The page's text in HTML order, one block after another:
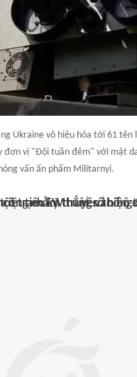
Ukraine vô hiệu hóa tới 61
đơn vị "Đội tuần đêm" với mật
vấn ấn phẩm Militarnyi.